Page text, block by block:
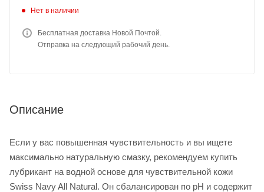
Нет в наличии
Бесплатная доставка Новой Почтой.
Отправка на следующий рабочий день.
Описание
Если у вас повышенная чувствительность и вы ищете
максимально натуральную смазку, рекомендуем купить
лубрикант на водной основе для чувствительной кожи
Swiss Navy All Natural. Он сбалансирован по pH и содержит